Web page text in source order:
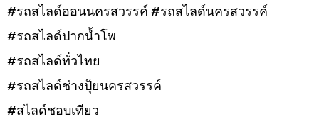
#รถสไลด์ออนนครสวรรค์ #รถสไลด์นครสวรรค์
#รถสไลด์ปากน้ำโพ
#รถสไลด์ทั่วไทย
#รถสไลด์ช่างปุ้ยนครสวรรค์
#สไลด์ชอบเทียว